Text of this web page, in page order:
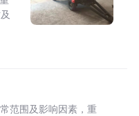
范围及影响因素，重